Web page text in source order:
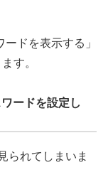
ドを表示する」
す。
ードを設定し
られてしまいま